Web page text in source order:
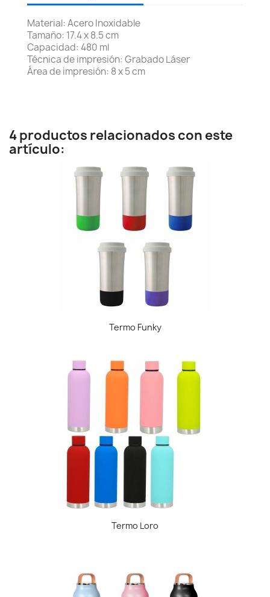
Material: Acero Inoxidable
Tamaño: 17.4 x 8.5 cm
Capacidad: 480 ml
Técnica de impresión: Grabado Láser
Área de impresión: 8 x 5 cm
4 productos relacionados con este
artículo:
Termo Funky
Termo Loro